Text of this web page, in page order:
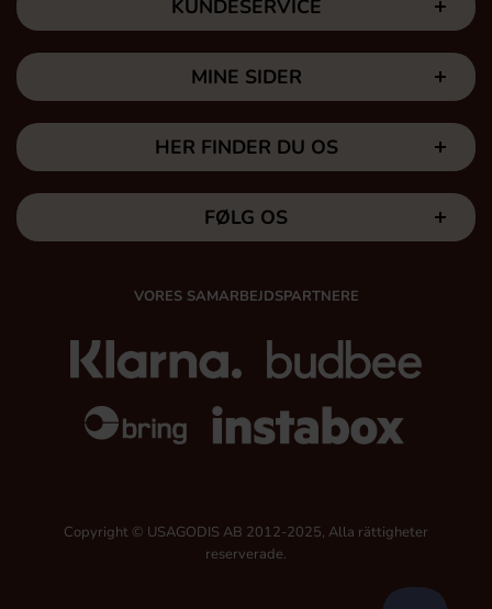
KUNDESERVICE
MINE SIDER
HER FINDER DU OS
FØLG OS
VORES SAMARBEJDSPARTNERE
Copyright © USAGODIS AB 2012-2025, Alla rättigheter
reserverade.